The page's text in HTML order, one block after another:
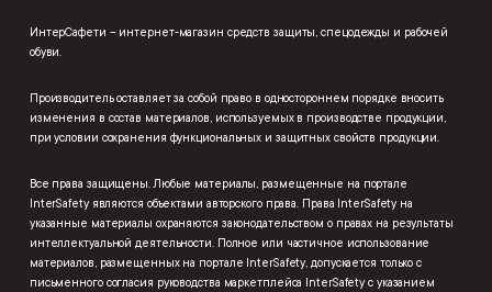
ИнтерСафети – интернет-магазин средств защиты, спецодежды и рабочей
обуви.
Производитель оставляет за собой право в одностороннем порядке вносить
изменения в состав материалов, используемых в производстве продукции,
при условии сохранения функциональных и защитных свойств продукции.
Все права защищены. Любые материалы, размещенные на портале
InterSafety являются объектами авторского права. Права InterSafety на
указанные материалы охраняются законодательством о правах на результаты
интеллектуальной деятельности. Полное или частичное использование
материалов, размещенных на портале InterSafety, допускается только с
письменного согласия руководства маркетплейса InterSafety с указанием